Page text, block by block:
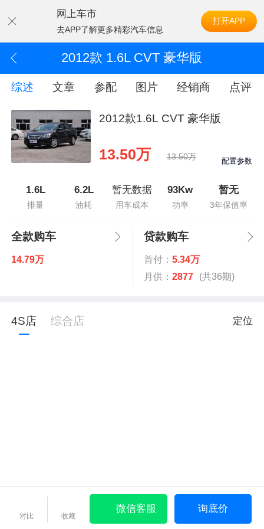
网上车市
去APP了解更多精彩汽车信息
打开APP
2012款 1.6L CVT 豪华版
综述 文章 参配 图片 经销商 点评
2012款1.6L CVT 豪华版
13.50万 13.50万 配置参数
1.6L
排量
6.2L
油耗
暂无数据
用车成本
93Kw
功率
暂无
3年保值率
全款购车
14.79万
贷款购车
首付： 5.34万
月供： 2877 (共36期)
4S店 综合店 定位
对比 收藏
微信客服 询底价